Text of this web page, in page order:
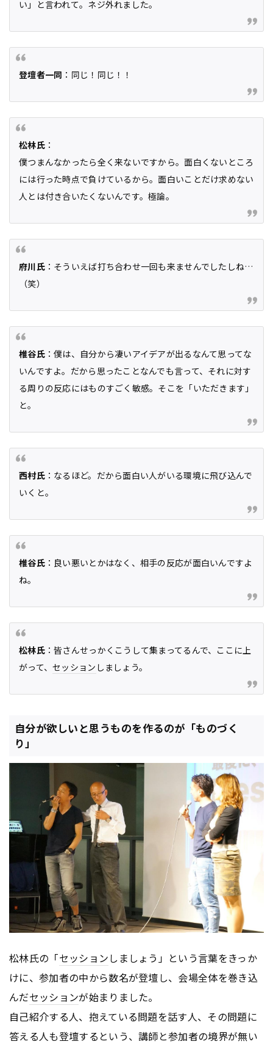
い」と言われて。ネジ外れました。
登壇者一同 ：同じ！同じ！！
松林氏：
僕つまんなかったら全く来ないですから。面白くないところ
には行った時点で負けているから。面白いことだけ求めない
人とは付き合いたくないんです。極論。
府川氏：そういえば打ち合わせ一回も来ませんでしたしね…
（笑）
椎谷氏：僕は、自分から凄いアイデアが出るなんて思ってな
いんですよ。だから思ったことなんでも言って、それに対す
る周りの反応にはものすごく敏感。そこを「いただきます」
と。
西村氏：なるほど。だから面白い人がいる環境に飛び込んで
いくと。
椎谷氏：良い悪いとかはなく、相手の反応が面白いんですよ
ね。
松林氏：皆さんせっかくこうして集まってるんで、ここに上
がって、セッション しましょう。
自分が欲しいと思うものを作るのが「ものづく
り」
松林氏の「セッションしましょう」という言葉をきっか
けに、参加者の中から数名が登壇し、会場全体を巻き込
んだセッションが始まりました。
自己紹介する人、抱えている問題を話す人、その問題に
答える人も登壇するという、講師と参加者の境界が無い